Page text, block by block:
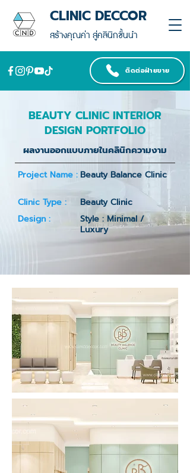
สร้างคุณค่า สู่คลินิกชั้นนำ
CLINIC DECCOR
ติดต่อฝ่ายขาย
BEAUTY CLINIC INTERIOR
DESIGN PORTFOLIO
ผลงานออกแบบภายในคลินิกความงาม
Project Name : Beauty Balance Clinic
Clinic Type :
Beauty Clinic
Design :
Style : Minimal /
Luxury